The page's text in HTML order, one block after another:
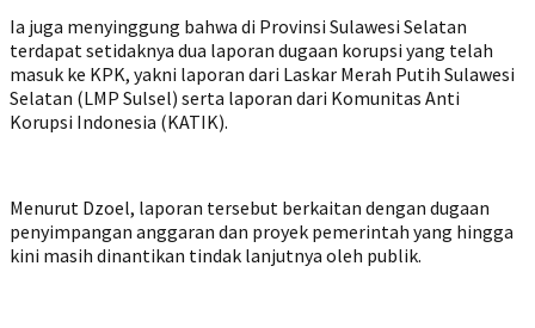
Ia juga menyinggung bahwa di Provinsi Sulawesi Selatan
terdapat setidaknya dua laporan dugaan korupsi yang telah
masuk ke KPK, yakni laporan dari Laskar Merah Putih Sulawesi
Selatan (LMP Sulsel) serta laporan dari Komunitas Anti
Korupsi Indonesia (KATIK).
Menurut Dzoel, laporan tersebut berkaitan dengan dugaan
penyimpangan anggaran dan proyek pemerintah yang hingga
kini masih dinantikan tindak lanjutnya oleh publik.